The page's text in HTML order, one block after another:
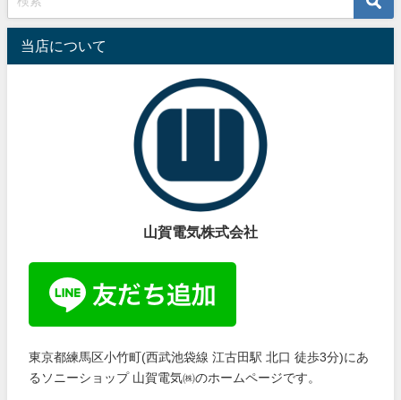
当店について
山賀電気株式会社
東京都練馬区小竹町(西武池袋線 江古田駅 北口 徒歩3分)にあ
るソニーショップ 山賀電気㈱のホームページです。